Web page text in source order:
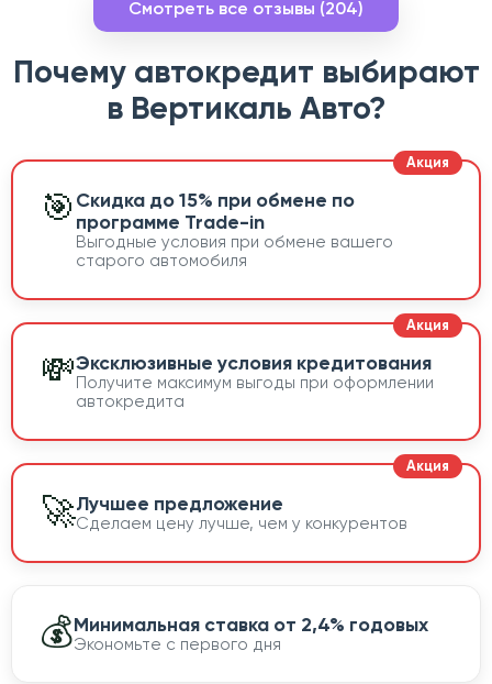
Смотреть все отзывы (204)
Почему автокредит выбирают
в Вертикаль Авто?
🎯 Скидка до 15% при обмене по
программе Trade-in
Выгодные условия при обмене вашего
старого автомобиля
💸Эксклюзивные условия кредитования
Получите максимум выгоды при оформлении
автокредита
🚀Лучшее предложение
Сделаем цену лучше, чем у конкурентов
💰Минимальная ставка от 2,4% годовых
Экономьте с первого дня